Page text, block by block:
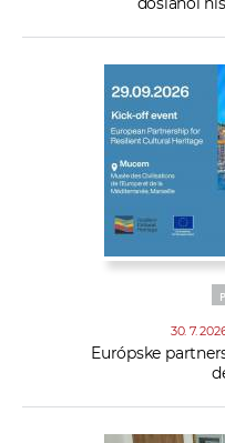
30. 7.
Európske